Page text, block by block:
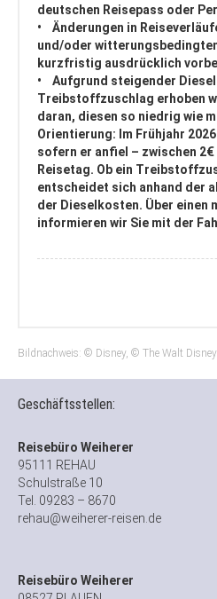
deutschen Reisepass oder
• Änderungen in
und/oder
kurzfristig ausdrücklich
• Aufgrund steigender
Treibstoffzuschlag erhoben
daran, diesen so niedrig wie
Orientierung: Im Frühjahr
sofern er anfiel – zwischen 2€
Reisetag. Ob ein
entscheidet sich anhand der
der Dieselkosten. Über einen
informieren wir Sie mit der
Bildnachweis: © Disney, © The Walt
Geschäftsstellen:
Reisebüro Weiherer
95111 REHAU
Schulstraße 10
Tel. 09283 – 8670
rehau@weiherer-reisen.de
Reisebüro Weiherer